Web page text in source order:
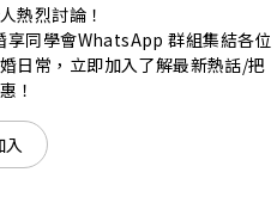
寐以求的特別日子，令
熱烈討論！
享同學會WhatsApp 群組集結各位
日常，立即加入了解最新熱話/把
！
入